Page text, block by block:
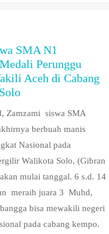
SMA N1
Perunggu
Aceh di Cabang
Zamzami siswa SMA
berbuah manis
Nasional pada
Walikota Solo, (Gibran
mulai tanggal. 6 s.d. 14
meraih juara 3 Muhd,
bisa mewakili negeri
pada cabang kempo.